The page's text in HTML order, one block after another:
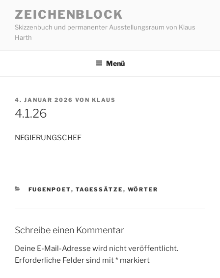
Inhalt
springen
ZEICHENBLOCK
Skizzenbuch und permanenter Ausstellungsraum von Klaus
Harth
Menü
VERÖFFENTLICHT
AM
4. JANUAR 2026 VON KLAUS
4.1.26
NEGIERUNGSCHEF
KATEGORIEN
FUGENPOET, TAGESSÄTZE , WÖRTER
Schreibe einen Kommentar
Deine E-Mail-Adresse wird nicht veröffentlicht.
Erforderliche Felder sind mit* markiert